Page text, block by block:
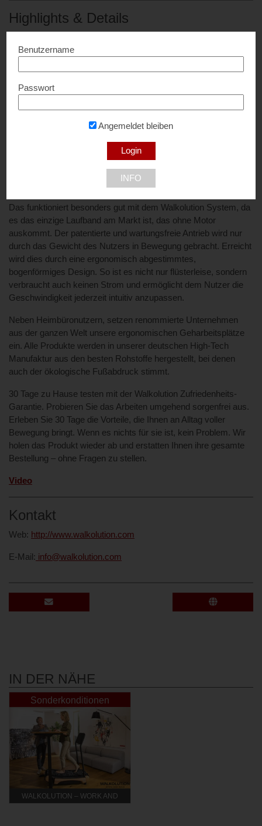
Highlights & Details
während Sie arbeiten! Entdecken Sie den Laufband-
Wer aus beruflichen Gründen viele Stunden sitzt, erhöht das
für Rückenschmerzen, sondern auch für Herzinfarkt,
Schlaganfall, Krebs und Diabetes. Gleichzeitig kann auch das
Gehen tut gut und auch motorisch erfordert das Arbeiten im
Das funktioniert besonders gut mit dem Walkolution System, da
es das einzige Laufband am Markt ist, das ohne Motor
auskommt. Der patentierte und wartungsfreie Antrieb wird nur
durch das Gewicht des Nutzers in Bewegung gebracht. Erreicht
wird dies durch eine ergonomisch abgestimmtes,
bogenförmiges Design. So ist es nicht nur flüsterleise, sondern
verbraucht auch keinen Strom und ermöglicht dem Nutzer die
Geschwindigkeit jederzeit intuitiv anzupassen.
Neben Heimbüronutzern, setzen renommierte Unternehmen
aus der ganzen Welt unsere ergonomischen Geharbeitsplätze
ein. Alle Produkte werden in unserer deutschen High-Tech
Manufaktur aus den besten Rohstoffe hergestellt, bei denen
auch der ökologische Fußabdruck stimmt.
30 Tage zu Hause testen mit der Walkolution Zufriedenheits-
Garantie. Probieren Sie das Arbeiten umgehend sorgenfrei aus.
Erleben Sie 30 Tage die Vorteile, die Ihnen an Alltag voller
Bewegung bringt. Wenn es nichts für sie ist, kein Problem. Wir
holen das Produkt wieder ab und erstatten Ihnen ihre gesamte
Bestellung – ohne Fragen zu stellen.
Video
Kontakt
Web: http://www.walkolution.com
E-Mail: info@walkolution.com
IN DER NÄHE
Sonderkonditionen
WALKOLUTION – WORK AND
Benutzername
Passwort
Angemeldet bleiben
INFO